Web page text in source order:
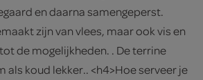
en daarna samengeperst.
zijn van vlees, maar ook vis en
de mogelijkheden. . De terrine
als koud lekker.. <h4>Hoe serveer je